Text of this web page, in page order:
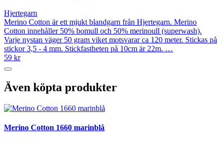
Hjertegarn
Merino Cotton är ett mjukt blandgarn från Hjertegarn. Merino
Cotton innehåller 50% bomull och 50% merinoull (superwash).
Varje nystan väger 50 gram viket motsvarar ca 120 meter. Stickas på
stickor 3,5 - 4 mm. Stickfastheten på 10cm är 22m. …
59 kr
Även köpta produkter
Merino Cotton 1660 marinblå